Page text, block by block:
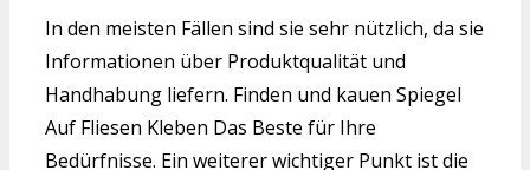
In den meisten Fällen sind sie sehr nützlich, da sie
Informationen über Produktqualität und
Handhabung liefern. Finden und kauen Spiegel
Auf Fliesen Kleben Das Beste für Ihre
Bedürfnisse. Ein weiterer wichtiger Punkt ist die